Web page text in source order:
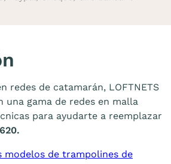
redes de catamarán, LOFTNETS
una gama de redes en malla
para ayudarte a reemplazar
modelos de trampolines de